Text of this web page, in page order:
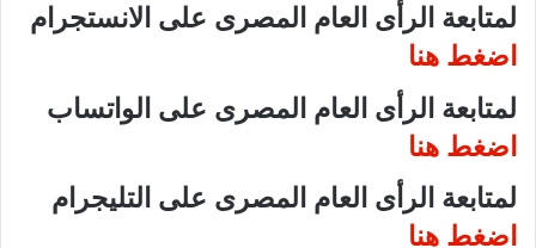
لمتابعة الرأى العام المصرى على الانستجرام
اضغط هنا
لمتابعة الرأى العام المصرى على الواتساب
اضغط هنا
لمتابعة الرأى العام المصرى على التليجرام
اضغط هنا